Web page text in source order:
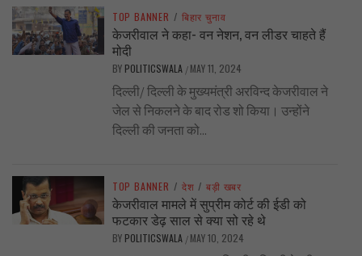
TOP BANNER / बिहार चुनाव
केजरीवाल ने कहा- वन नेशन, वन लीडर चाहते हैं
मोदी
BY POLITICSWALA / MAY 11, 2024
दिल्ली/ दिल्ली के मुख्यमंत्री अरविन्द केजरीवाल ने
जेल से निकलने के बाद रोड शो किया। उन्होंने
दिल्ली की जनता को...
TOP BANNER / देश / बड़ी खबर
केजरीवाल मामले में सुप्रीम कोर्ट की ईडी को
फटकार डेढ़ साल से क्या सो रहे थे
BY POLITICSWALA / MAY 10, 2024